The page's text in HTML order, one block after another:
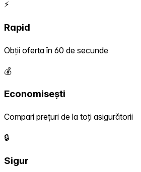
⚡
Rapid
Obții oferta în 60 de secunde
💰
Economisești
Compari prețuri de la toți asigurătorii
🔒
Sigur